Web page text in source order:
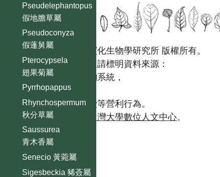
Pseudelephantopus
假地膽草屬
Pseudoconyza
假蓬舅屬
Pterocypsela
翅果菊屬
Pyrrhopappus
Rhynchospermum
秋分草屬
Saussurea
青木香屬
Senecio 黃菀屬
Sigesbeckia 豨薟屬
國立台灣大學生態學與演化生物學研究所 版權所有。
歡迎引用本網站資料，並請標明資料來源：
【台灣植物資訊整合查詢系統，
https://tai2.ntu.edu.tw。】
且不得有收取資料查詢費等營利行為。
如需商業使用，請聯繫
台灣大學數位人文中心。